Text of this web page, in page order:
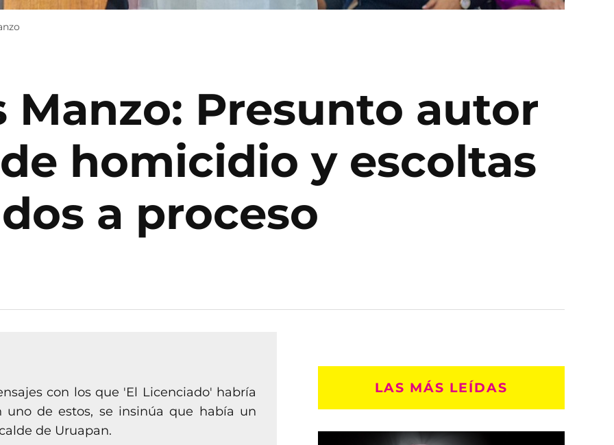
Manzo: Presunto autor
homicidio y escoltas
a proceso
con los que 'El Licenciado' habría
uno de estos, se insinúa que había un
de Uruapan.
LAS MÁS LEÍDAS